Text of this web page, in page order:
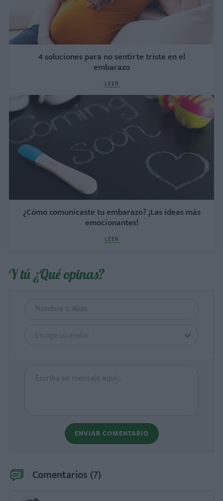
4 soluciones para no sentirte triste en el
embarazo
LEER
¿Cómo comunicaste tu embarazo? ¡Las ideas más
emocionantes!
LEER
Y tú ¿Qué opinas?
Escoge un avatar
ENVIAR COMENTARIO
Comentarios (7)